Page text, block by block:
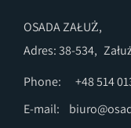
OSADA ZAŁUŻ,
Adres: 38-534,
Phone:
+48 514
E-mail: